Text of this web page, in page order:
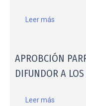
Leer más
APROBCIÓN
DIFUNDOR A
Leer más